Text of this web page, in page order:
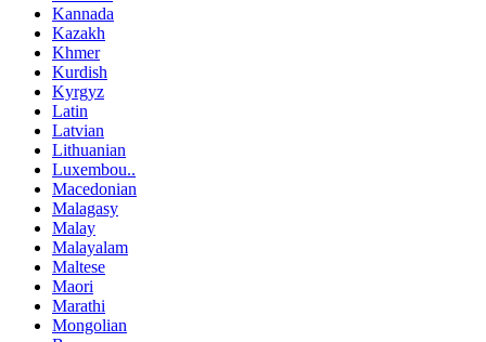
Kannada
Kazakh
Khmer
Kurdish
Kyrgyz
Latin
Latvian
Lithuanian
Luxembou..
Macedonian
Malagasy
Malay
Malayalam
Maltese
Maori
Marathi
Mongolian